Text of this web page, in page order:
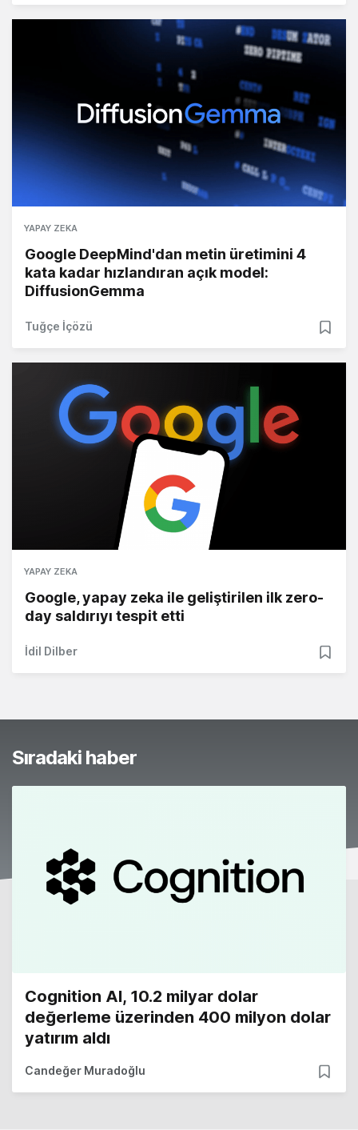
YAPAY ZEKA
Google DeepMind'dan metin üretimini 4
kata kadar hızlandıran açık model:
DiffusionGemma
Tuğçe İçözü
YAPAY ZEKA
Google, yapay zeka ile geliştirilen ilk zero-
day saldırıyı tespit etti
İdil Dilber
Sıradaki haber
Cognition AI, 10.2 milyar dolar
değerleme üzerinden 400 milyon dolar
yatırım aldı
Candeğer Muradoğlu